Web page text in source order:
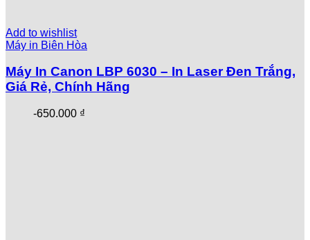
Add to wishlist
Máy in Biên Hòa
Máy In Canon LBP 6030 – In Laser Đen Trắng,
Giá Rẻ, Chính Hãng
-650.000 ₫